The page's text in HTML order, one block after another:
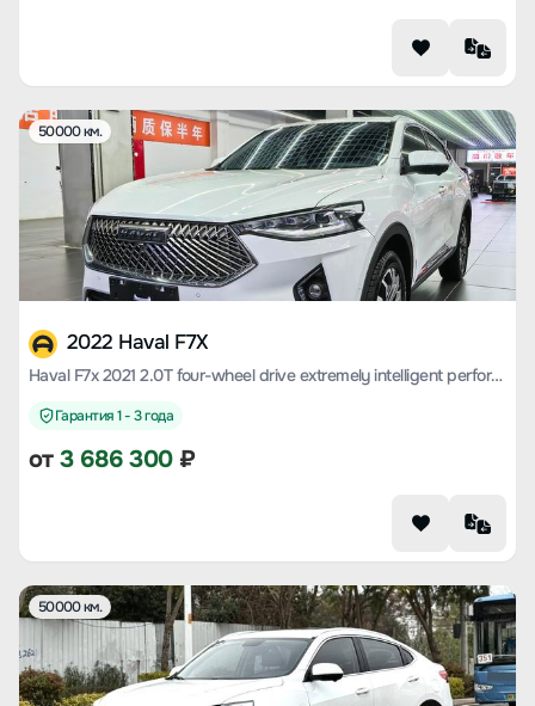
50000 км.
2022 Haval F7X
Haval F7x 2021 2.0T four-wheel drive extremely intelligent performance version
Гарантия 1 - 3 года
от3 686 300₽
50000 км.